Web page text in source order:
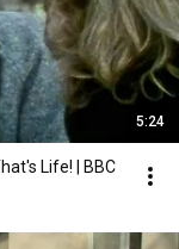
5:24
Life! | BBC